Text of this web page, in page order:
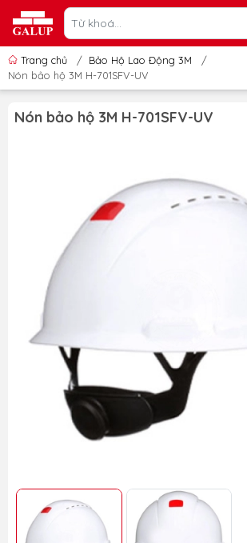
Trang chủ / Bảo Hộ Lao Động 3M
/
Nón bảo hộ 3M H-701SFV-UV
Nón bảo hộ 3M H-701SFV-UV